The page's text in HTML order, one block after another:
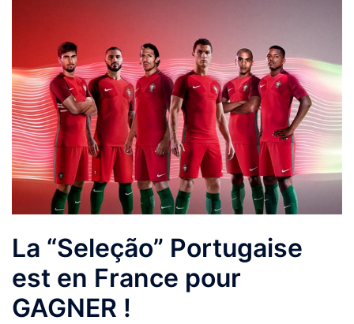
La “Seleção” Portugaise
est en France pour
GAGNER !